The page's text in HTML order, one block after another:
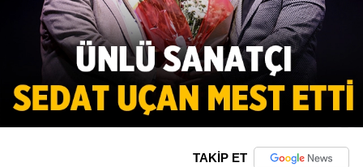
TAKİP ET